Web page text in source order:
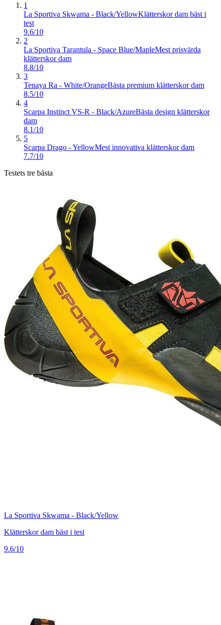
1
La Sportiva Skwama - Black/YellowKlätterskor dam bäst i
test
9.6/10
2
La Sportiva Tarantula - Space Blue/MapleMest prisvärda
klätterskor dam
8.8/10
3
Tenaya Ra - White/OrangeBästa premium klätterskor dam
8.5/10
4
Scarpa Instinct VS-R - Black/AzureBästa design klätterskor
dam
8.1/10
5
Scarpa Drago - YellowMest innovativa klätterskor dam
7.7/10
Testets tre bästa
La Sportiva Skwama - Black/Yellow
Klätterskor dam bäst i test
9.6/10